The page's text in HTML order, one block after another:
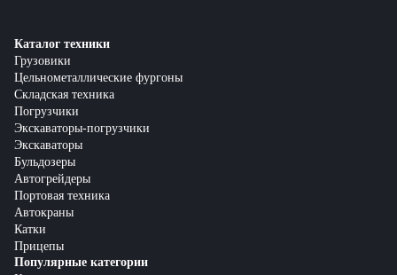
Каталог техники
Грузовики
Цельнометаллические фургоны
Складская техника
Погрузчики
Экскаваторы-погрузчики
Экскаваторы
Бульдозеры
Автогрейдеры
Портовая техника
Автокраны
Катки
Прицепы
Популярные категории